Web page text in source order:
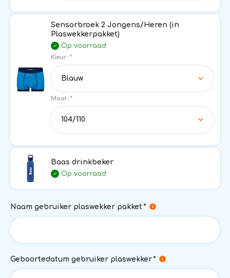
Sensorbroek 2 Jongens/Heren (in
Plaswekkerpakket)
Op voorraad
Kleur: *
Blauw
Maat: *
104/110
Baas drinkbeker
Op voorraad
Naam gebruiker plaswekker pakket *
Geboortedatum gebruiker plaswekker *